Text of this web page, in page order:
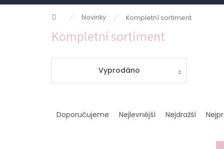
Domů Novinky Kompletní sortiment
Kompletní sortiment
Vyprodáno
Doporučujeme Nejlevnější Nejdražší